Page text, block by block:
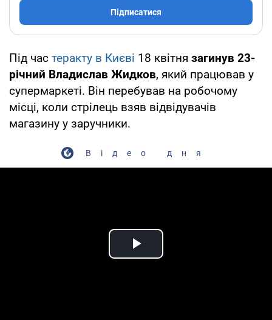
Підписатися
Під час теракту в Києві 18 квітня загинув 23-
річний Владислав Жидков, який працював у
супермаркеті. Він перебував на робочому
місці, коли стрілець взяв відвідувачів
магазину у заручники.
Відео дня
Play Video